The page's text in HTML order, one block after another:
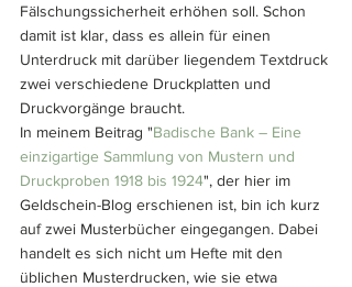
Fälschungssicherheit erhöhen soll. Schon
damit ist klar, dass es allein für einen
Unterdruck mit darüber liegendem Textdruck
zwei verschiedene Druckplatten und
Druckvorgänge braucht.
In meinem Beitrag "Badische Bank – Eine
einzigartige Sammlung von Mustern und
Druckproben 1918 bis 1924", der hier im
Geldschein-Blog erschienen ist, bin ich kurz
auf zwei Musterbücher eingegangen. Dabei
handelt es sich nicht um Hefte mit den
üblichen Musterdrucken, wie sie etwa